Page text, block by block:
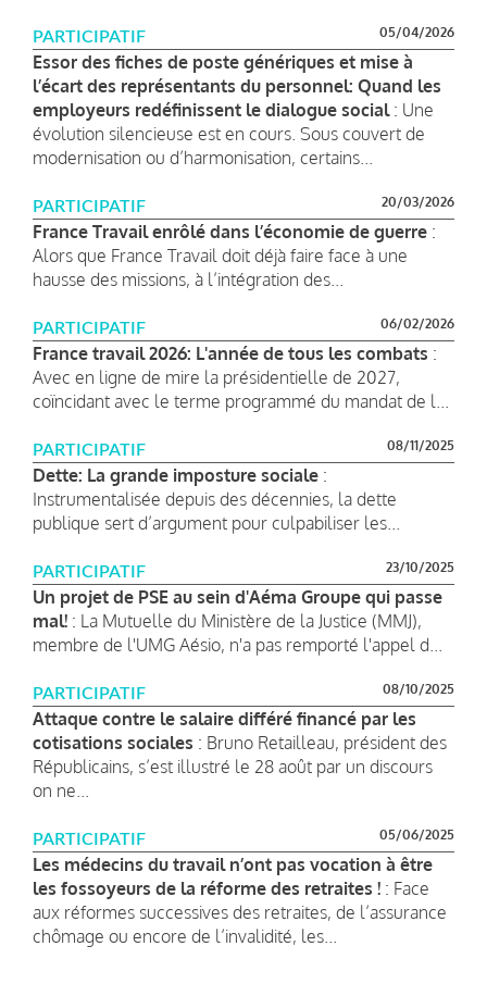
PARTICIPATIF 05/04/2026
Essor des fiches de poste génériques et mise à
l’écart des représentants du personnel: Quand les
employeurs redéfinissent le dialogue social: Une
évolution silencieuse est en cours. Sous couvert de
modernisation ou d’harmonisation, certains...
PARTICIPATIF 20/03/2026
France Travail enrôlé dans l’économie de guerre :
Alors que France Travail doit déjà faire face à une
hausse des missions, à l’intégration des...
PARTICIPATIF 06/02/2026
France travail 2026: L'année de tous les combats :
Avec en ligne de mire la présidentielle de 2027,
coïncidant avec le terme programmé du mandat de l...
PARTICIPATIF 08/11/2025
Dette: La grande imposture sociale :
Instrumentalisée depuis des décennies, la dette
publique sert d’argument pour culpabiliser les...
PARTICIPATIF 23/10/2025
Un projet de PSE au sein d'Aéma Groupe qui passe
mal! : La Mutuelle du Ministère de la Justice (MMJ),
membre de l'UMG Aésio, n'a pas remporté l'appel d...
PARTICIPATIF 08/10/2025
Attaque contre le salaire différé financé par les
cotisations sociales : Bruno Retailleau, président des
Républicains, s’est illustré le 28 août par un discours
on ne...
PARTICIPATIF 05/06/2025
Les médecins du travail n’ont pas vocation à être
les fossoyeurs de la réforme des retraites ! : Face
aux réformes successives des retraites, de l’assurance
chômage ou encore de l’invalidité, les...